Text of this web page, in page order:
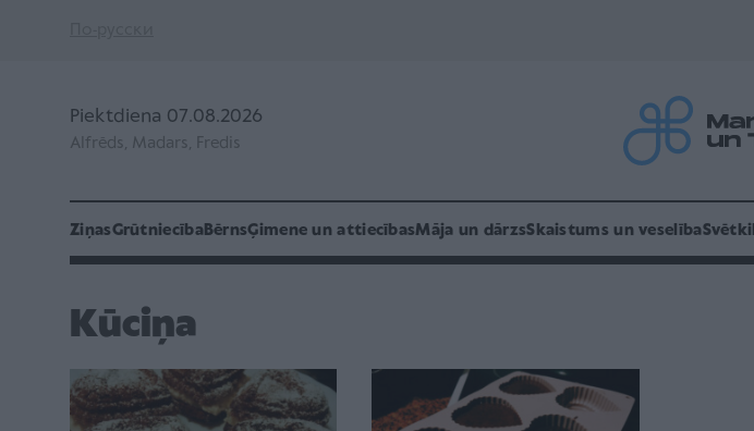
Piektdiena 07.08.2026
Alfrēds, Madars, Fredis
ZiņasGrūtniecībaBērnsĢimene un attiecībasMāja un dārzsSkaistums un veselībaSvētki
Kūciņa